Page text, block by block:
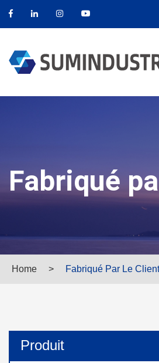
Fabriqué
Home > Fabriqué Par Le Client
Produit